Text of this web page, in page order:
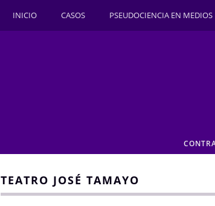
INICIO CASOS PSEUDOCIENCIA EN MEDIOS
TEATRO JOSÉ TAMAYO